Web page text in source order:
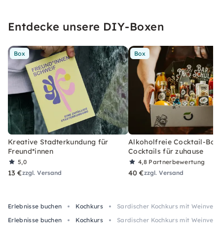
Entdecke unsere DIY-Boxen
Box
Kreative Stadterkundung für
Freund*innen
5,0
13 €zzgl. Versand
Box
Alkoholfreie Cocktail-Box
Cocktails für zuhause
4,8 Partnerbewertung
40 €zzgl. Versand
Erlebnisse buchen Kochkurs
Sardischer Kochkurs mit
Erlebnisse buchen
Kochkurs Sardischer Kochkurs mit